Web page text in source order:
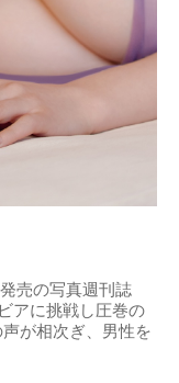
売の写真週刊誌
アに挑戦し圧巻の
が相次ぎ、男性を